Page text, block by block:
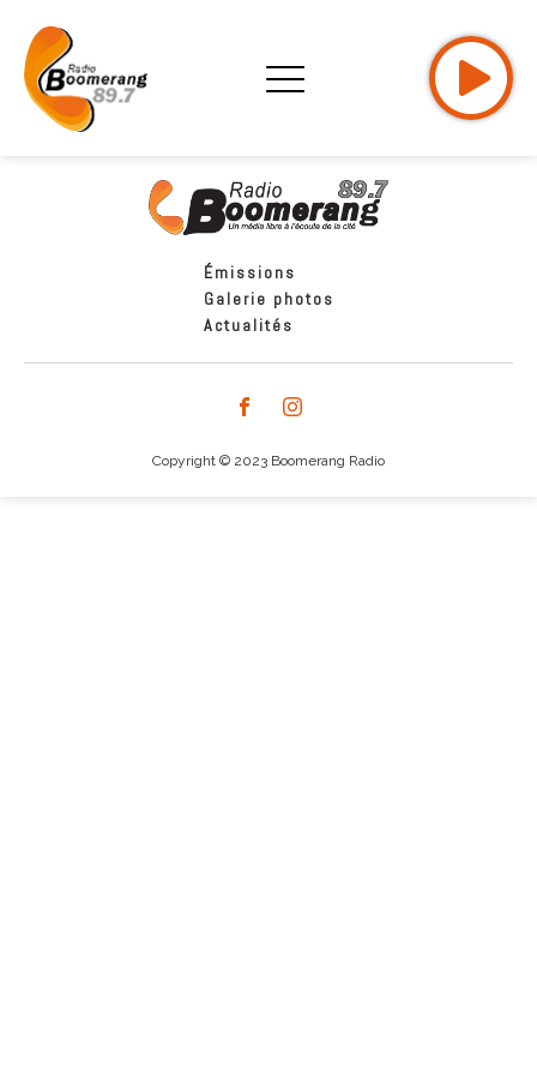
Émissions
Galerie photos
Actualités
Copyright © 2023 Boomerang Radio